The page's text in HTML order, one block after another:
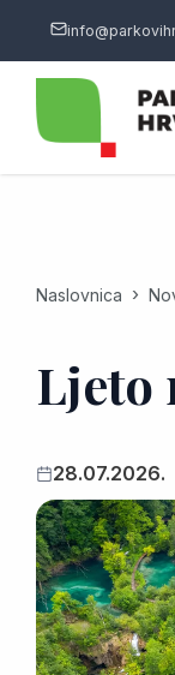
Naslovnica
Ljeto
28.07.2026.